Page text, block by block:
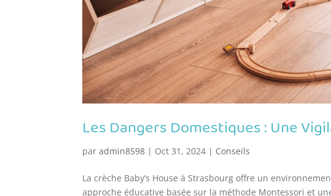
Les Dangers Domestiques : Une
paradmin8598 | Oct 31, 2024 | Conseils
La crèche Baby’s House à Strasbourg offre un
approche éducative basée sur la méthode Montessori et